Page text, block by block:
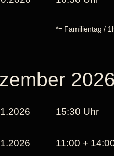
*= Familientag /
2026
15:30 Uhr
11:00 +